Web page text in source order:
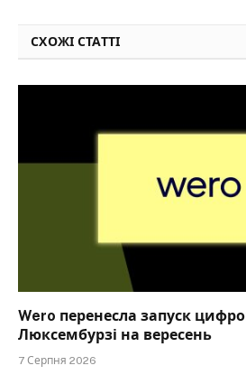
СХОЖІ СТАТТІ
Wero перенесла запуск
Люксембурзі на вересень
7 Серпня 2026